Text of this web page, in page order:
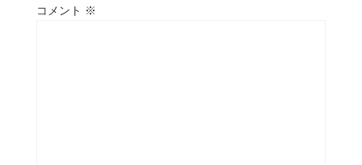
コメント ※